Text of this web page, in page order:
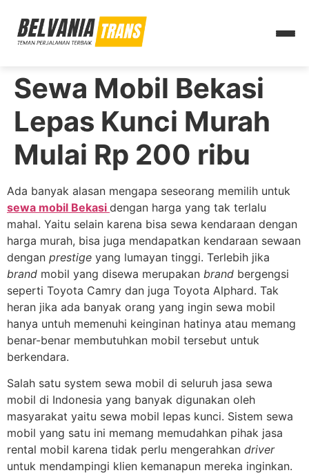
Sewa Mobil Bekasi
Lepas Kunci Murah
Mulai Rp 200 ribu
Ada banyak alasan mengapa seseorang memilih untuk
sewa mobil Bekasi dengan harga yang tak terlalu
mahal. Yaitu selain karena bisa sewa kendaraan dengan
harga murah, bisa juga mendapatkan kendaraan sewaan
dengan prestige yang lumayan tinggi. Terlebih jika
brand mobil yang disewa merupakan brand bergengsi
seperti Toyota Camry dan juga Toyota Alphard. Tak
heran jika ada banyak orang yang ingin sewa mobil
hanya untuh memenuhi keinginan hatinya atau memang
benar-benar membutuhkan mobil tersebut untuk
berkendara.
Salah satu system sewa mobil di seluruh jasa sewa
mobil di Indonesia yang banyak digunakan oleh
masyarakat yaitu sewa mobil lepas kunci. Sistem sewa
mobil yang satu ini memang memudahkan pihak jasa
rental mobil karena tidak perlu mengerahkan driver
untuk mendampingi klien kemanapun mereka inginkan.